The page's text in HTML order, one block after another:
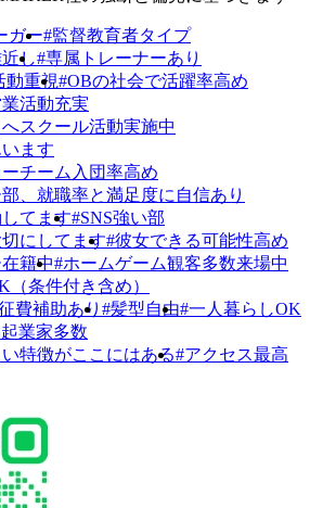
ガー#監督教育者タイプ
し#専属トレーナーあり
動重視#OBの社会で活躍率高め
活動充実
スクール活動実施中
ます
チーム入団率高め
、就職率と満足度に自信あり
てます#SNS強い部
にしてます#彼女できる可能性高め
籍中#ホームゲーム観客多数来場中
（条件付き含め）
費補助あり #髪型自由#一人暮らしOK
業家多数
特徴がここにはある#アクセス最高